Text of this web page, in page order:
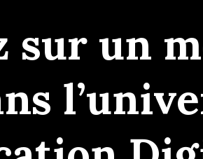
sur un